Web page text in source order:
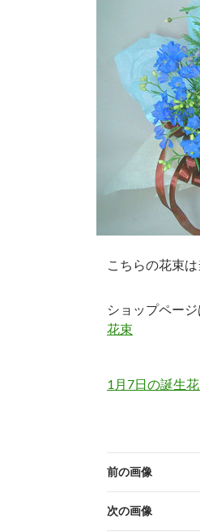
こちらの花束
ショップペー
花束
1月7日の誕生
前の画像
次の画像